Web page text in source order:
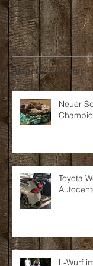
Aktuelle Einträge
Neuer
Toyota
L-Wurf